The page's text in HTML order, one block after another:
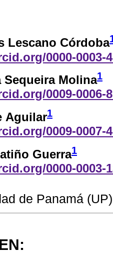
Lescano Córdoba
0000-0003-
Sequeira Molina1
0009-0006-
Aguilar1
0009-0007-
Guerra1
0000-0003-
de Panamá